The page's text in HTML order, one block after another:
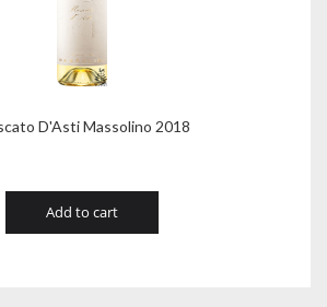
D'Asti Massolino 2018
Add to cart